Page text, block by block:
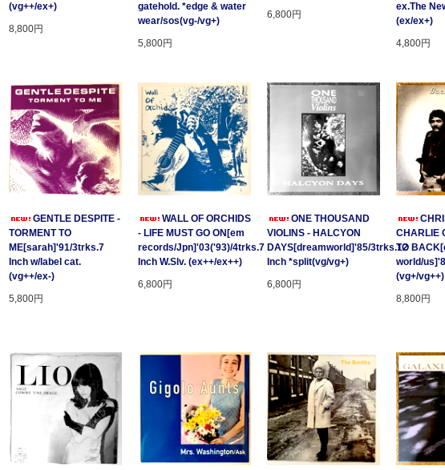
(vg++/ex+)
8,800円
gatehold. *edge & water
wear/sos(vg-/vg+)
5,800円
6,800円
ex.The
(ex/ex+)
4,800円
GENTLE DESPITE -
TORMENT TO
ME[sarah]'91/3trks.7
Inch w/label cat.
(vg++/ex-)
5,800円
WALL OF ORCHIDS
- LIFE MUST GO ON[em
records/Jpn]'03('93)/4trks.7
Inch W.Slv. (ex++/ex++)
6,800円
ONE THOUSAND
VIOLINS - HALCYON
DAYS[dreamworld]'85/3trks.12
Inch *split(vg/vg+)
6,800円
CHARLIE
TO
world/
(vg+/vg++)
8,800円